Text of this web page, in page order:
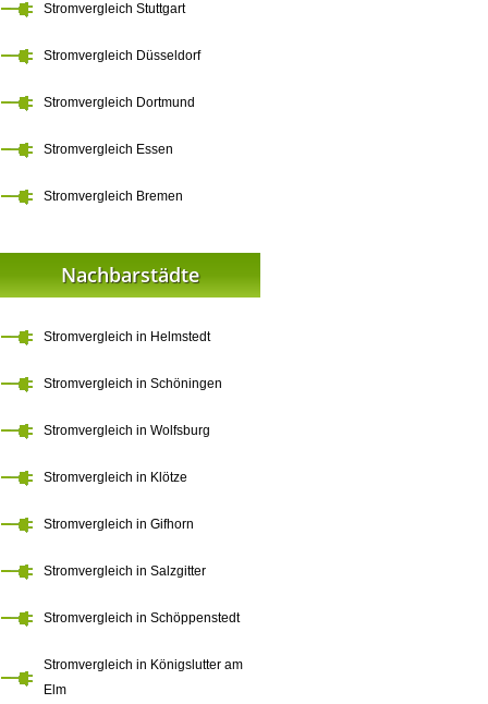
Stromvergleich Stuttgart
Stromvergleich Düsseldorf
Stromvergleich Dortmund
Stromvergleich Essen
Stromvergleich Bremen
Nachbarstädte
Stromvergleich in Helmstedt
Stromvergleich in Schöningen
Stromvergleich in Wolfsburg
Stromvergleich in Klötze
Stromvergleich in Gifhorn
Stromvergleich in Salzgitter
Stromvergleich in Schöppenstedt
Stromvergleich in Königslutter am
Elm